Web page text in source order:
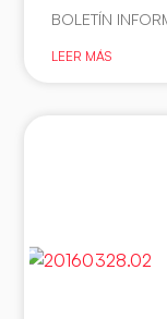
BOLETÍN
LEER MÁS